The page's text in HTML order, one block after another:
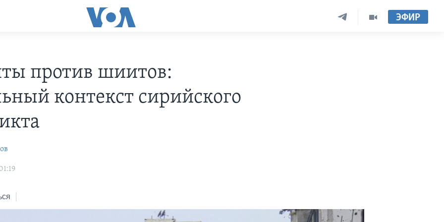
ЭФИР
против шиитов:
контекст сирийского